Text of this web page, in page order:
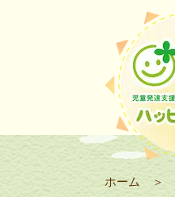
ホーム ＞